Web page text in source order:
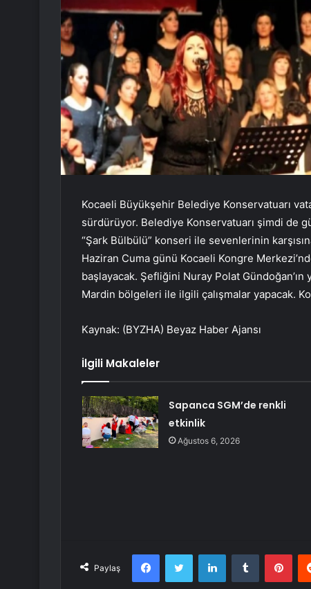
Kocaeli Büyükşehir Belediye Konservatuarı
sürdürüyor. Belediye Konservatuarı şimdi de
“Şark Bülbülü” konseri ile sevenlerinin
Haziran Cuma günü Kocaeli Kongre
başlayacak. Şefliğini Nuray Polat
Mardin bölgeleri ile ilgili çalışmalar yapacak.
Kaynak: (BYZHA) Beyaz Haber Ajansı
İlgili Makaleler
Sapanca SGM’de renkli
etkinlik
Ağustos 6, 2026
Paylaş
FacebookTwitter LinkedInTumblr